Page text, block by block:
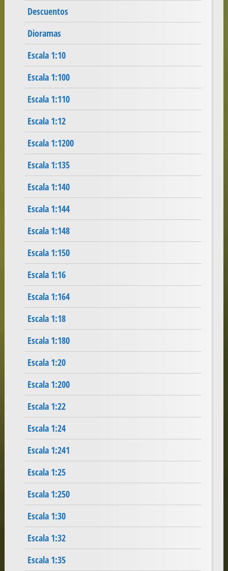
Descuentos
Dioramas
Escala 1:10
Escala 1:100
Escala 1:110
Escala 1:12
Escala 1:1200
Escala 1:135
Escala 1:140
Escala 1:144
Escala 1:148
Escala 1:150
Escala 1:16
Escala 1:164
Escala 1:18
Escala 1:180
Escala 1:20
Escala 1:200
Escala 1:22
Escala 1:24
Escala 1:241
Escala 1:25
Escala 1:250
Escala 1:30
Escala 1:32
Escala 1:35